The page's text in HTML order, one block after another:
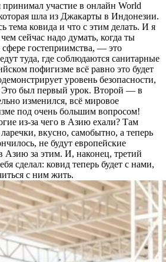
участие в онлайн World
шла из Джакарты в Индонезии.
тема ковида и что с этим делать. И я
сейчас надо думать, когда ты
гостеприимства, — это
туда, где соблюдаются санитарные
пофигизме всё равно это будет
уровень безопасности,
Это был первый урок. Второй — в
изменился, всё мировое
под очень большим вопросом!
из-за чего в Азию ехали? Там
вкусно, самобытно, а теперь
не будут европейские
Азию за этим. И, наконец, третий
сделал: ковид теперь будет с нами,
с ним жить.